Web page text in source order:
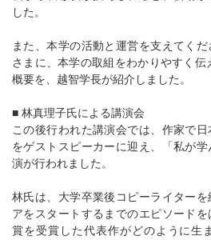
した。
また、本学の活動と運営を支えてく
さまに、本学の取組をわかりやすく
概要を、越智学長が紹介しました。
■ 林真理子氏による講演会
この後行われた講演会では、作家で
をゲストスピーカーに迎え、「私が
演が行われました。
林氏は、大学卒業後コピーライター
アをスタートするまでのエピソード
賞を受賞した代表作がどのように生